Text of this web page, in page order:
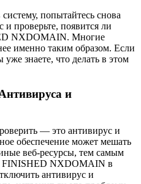
попытайтесь снова
и проверьте, появится ли
NXDOMAIN. Многие
именно таким образом. Если
знаете, что делать в этом
и
— это антивирус и
обеспечение может мешать
веб-ресурсы, тем самым
FINISHED NXDOMAIN в
антивирус и